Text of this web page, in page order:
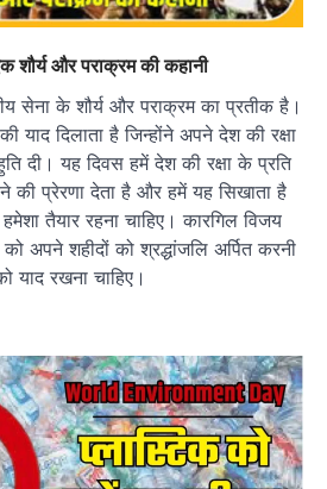
और पराक्रम की कहानी
सेना के शौर्य और पराक्रम का प्रतीक है।
याद दिलाता है जिन्होंने अपने देश की रक्षा
दी। यह दिवस हमें देश की रक्षा के प्रति
की प्रेरणा देता है और हमें यह सिखाता है
तैयार रहना चाहिए। कारगिल विजय
अपने शहीदों को श्रद्धांजलि अर्पित करनी
याद रखना चाहिए।